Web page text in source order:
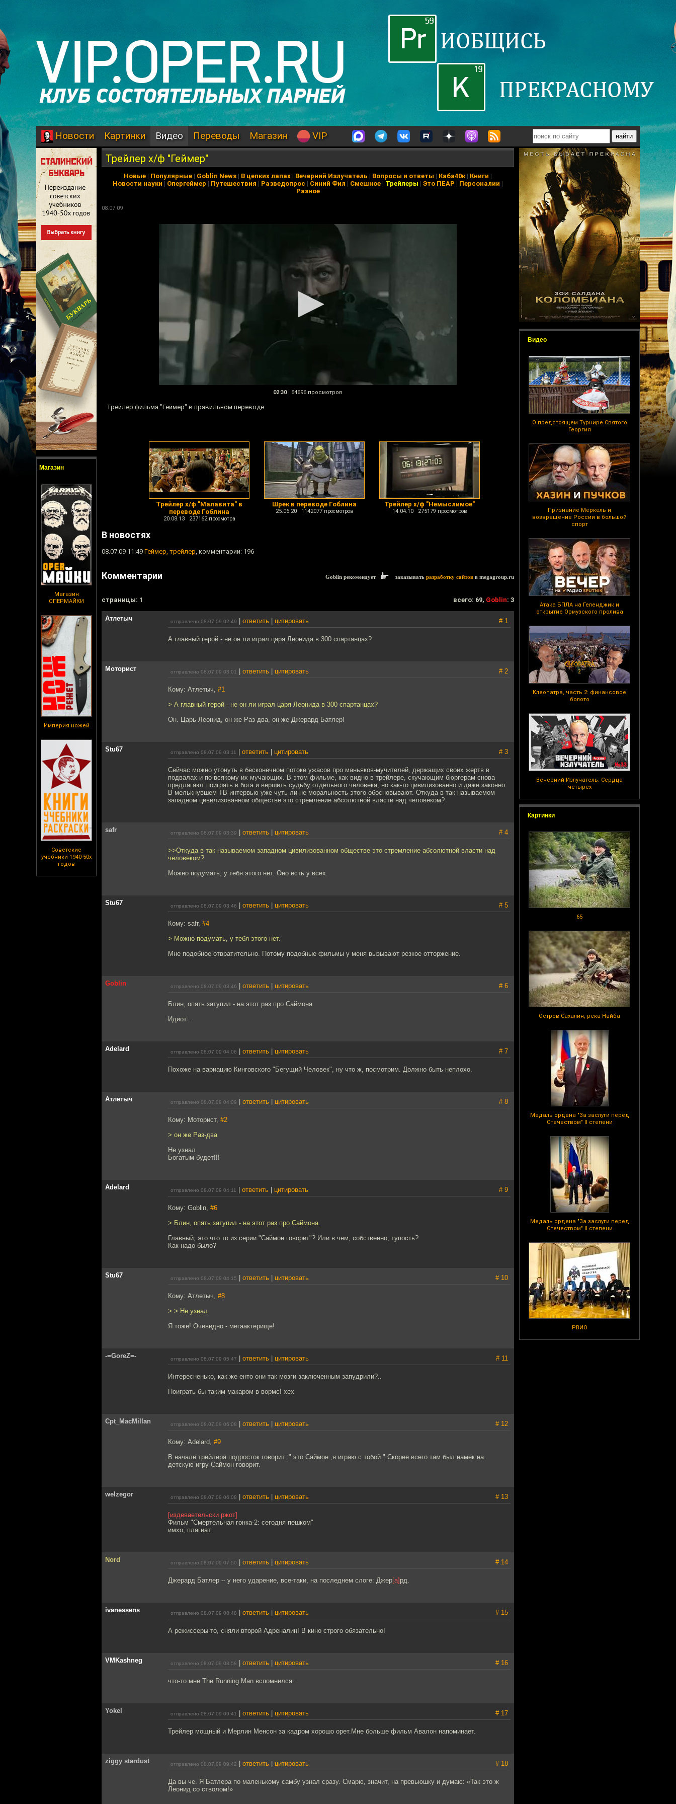
Новости Картинки Видео Переводы Магазин VIP
Магазин
Магазин
ОПЕРМАЙКИ
Империя ножей
Советские
учебники 1940-50х
годов
Видео
О предстоящем Турнире Святого
Георгия
Признание Меркель и
возвращение России в большой
спорт
Атака БПЛА на Геленджик и
открытие Ормузского пролива
Клеопатра, часть 2: финансовое
болото
Вечерний Излучатель: Сердца
четырех
Картинки
65
Остров Сахалин, река Найба
Медаль ордена "За заслуги перед
Отечеством" II степени
Медаль ордена "За заслуги перед
Отечеством" II степени
РВИО
Трейлер х/ф "Геймер"
Новые | Популярные | Goblin News | В цепких лапах | Вечерний Излучатель | Вопросы и ответы | Каба40к| Книги |
Новости науки | Опергеймер | Путешествия | Разведопрос | Синий Фил | Смешное | Трейлеры | Это ПЕАР | Персоналии |
Разное
08.07.09
02:30 | 64696 просмотров
Трейлер фильма "Геймер" в правильном переводе
Трейлер х/ф "Малавита" в
переводе Гоблина
20.08.13 237162 просмотра
Шрек в переводе Гоблина
25.06.20 1142077 просмотров
Трейлер х/ф "Немыслимое"
14.04.10 275179 просмотров
В новостях
08.07.09 11:49 Геймер, трейлер, комментарии: 196
Комментарии Goblin рекомендует заказывать разработку сайтов в megagroup.ru
cтраницы: 1 всего: 69, Goblin: 3
Атлетыч отправлено 08.07.09 02:49 ответить цитировать # 1
А главный герой - не он ли играл царя Леонида в 300 спартанцах?
Моторист отправлено 08.07.09 03:01 ответить цитировать # 2
Кому: Атлетыч, #1
> А главный герой - не он ли играл царя Леонида в 300 спартанцах?
Он. Царь Леонид, он же Раз-два, он же Джерард Батлер!
Stu67 отправлено 08.07.09 03:11 ответить цитировать # 3
Сейчас можно утонуть в бесконечном потоке ужасов про маньяков-мучителей, держащих своих жертв в
подвалах и по-всякому их мучающих. В этом фильме, как видно в трейлере, скучающим бюргерам снова
предлагают поиграть в бога и вершить судьбу отдельного человека, но как-то цивилизованно и даже законно.
В мелькнувшем ТВ-интервью уже чуть ли не моральность этого обосновывают. Откуда в так называемом
западном цивилизованном обществе это стремление абсолютной власти над человеком?
safr отправлено 08.07.09 03:39 ответить цитировать # 4
>>Откуда в так называемом западном цивилизованном обществе это стремление абсолютной власти над
человеком?
Можно подумать, у тебя этого нет. Оно есть у всех.
Stu67 отправлено 08.07.09 03:46 ответить цитировать # 5
Кому: safr, #4
> Можно подумать, у тебя этого нет.
Мне подобное отвратительно. Потому подобные фильмы у меня вызывают резкое отторжение.
Goblin отправлено 08.07.09 03:46 ответить цитировать # 6
Блин, опять затупил - на этот раз про Саймона.
Идиот...
Adelard отправлено 08.07.09 04:06 ответить цитировать # 7
Похоже на вариацию Кинговского "Бегущий Человек", ну что ж, посмотрим. Должно быть неплохо.
Атлетыч отправлено 08.07.09 04:09 ответить цитировать # 8
Кому: Моторист, #2
> он же Раз-два
Не узнал
Богатым будет!!!
Adelard отправлено 08.07.09 04:11 ответить цитировать # 9
Кому: Goblin, #6
> Блин, опять затупил - на этот раз про Саймона.
Главный, это что то из серии "Саймон говорит"? Или в чем, собственно, тупость?
Как надо было?
Stu67 отправлено 08.07.09 04:15 ответить цитировать # 10
Кому: Атлетыч, #8
> > Не узнал
Я тоже! Очевидно - мегаактерище!
-=GoreZ=- отправлено 08.07.09 05:47 ответить цитировать # 11
Интересненько, как же енто они так мозги заключенным запудрили?..
Поиграть бы таким макаром в вормс! хех
Cpt_MacMillan отправлено 08.07.09 06:08 ответить цитировать # 12
Кому: Adelard, #9
В начале трейлера подросток говорит :" это Саймон ,я играю с тобой ".Скорее всего там был намек на
детскую игру Саймон говорит.
welzegor отправлено 08.07.09 06:08 ответить цитировать # 13
[издеваетельски ржот]
Фильм "Смертельная гонка-2: сегодня пешком"
имхо, плагиат.
Nord отправлено 08.07.09 07:50 ответить цитировать # 14
Джерард Батлер -- у него ударение, все-таки, на последнем слоге: Джер[а] рд.
ivanessens отправлено 08.07.09 08:48 ответить цитировать # 15
А режиссеры-то, сняли второй Адреналин! В кино строго обязательно!
VMKashneg отправлено 08.07.09 08:58 ответить цитировать # 16
что-то мне The Running Man вспомнился...
Yokel отправлено 08.07.09 09:41 ответить цитировать # 17
Трейлер мощный и Мерлин Менсон за кадром хорошо орет.Мне больше фильм Авалон напоминает.
ziggy stardust отправлено 08.07.09 09:42 ответить цитировать # 18
Да вы че. Я Батлера по маленькому самбу узнал сразу. Смарю, значит, на превьюшку и думаю: «Так это ж
Леонид со стволом!»